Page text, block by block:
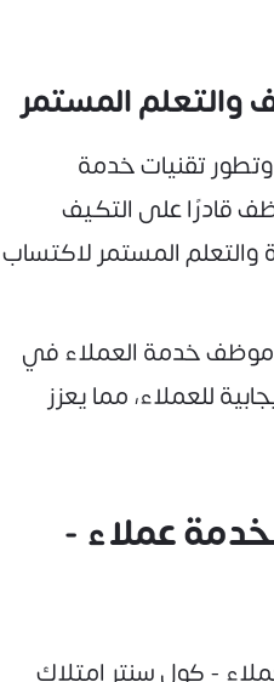
وتطور تقنيات خدمة
قادرًا على التكيف
والتعلم المستمر لاكتساب
خدمة العملاء في
للعملاء، مما يعزز
عملاء -
- كول سنتر امتلاك